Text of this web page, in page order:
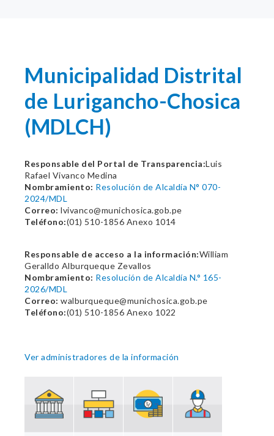
Municipalidad Distrital
de Lurigancho-Chosica
(MDLCH)
Responsable del Portal de Transparencia:Luis
Rafael Vivanco Medina
Nombramiento: Resolución de Alcaldía N° 070-
2024/MDL
Correo: lvivanco@munichosica.gob.pe
Teléfono:(01) 510-1856 Anexo 1014
Responsable de acceso a la información:William
Geralldo Alburqueque Zevallos
Nombramiento: Resolución de Alcaldía N.° 165-
2026/MDL
Correo: walburqueque@munichosica.gob.pe
Teléfono:(01) 510-1856 Anexo 1022
Ver administradores de la información